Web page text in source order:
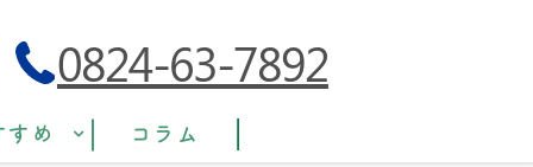
0824-63-7892
すめ コラム